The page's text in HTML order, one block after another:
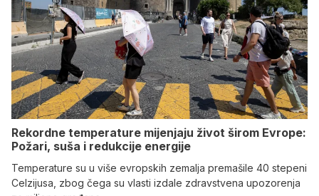
Rekordne temperature mijenjaju život širom Evrope:
Požari, suša i redukcije energije
Temperature su u više evropskih zemalja premašile 40 stepeni
Celzijusa, zbog čega su vlasti izdale zdravstvena upozorenja